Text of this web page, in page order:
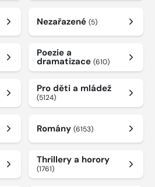
Nezařazené (5)
Poezie a
dramatizace (610)
Pro děti a mládež
(5124)
Romány (6153)
Thrillery a horory
(1761)